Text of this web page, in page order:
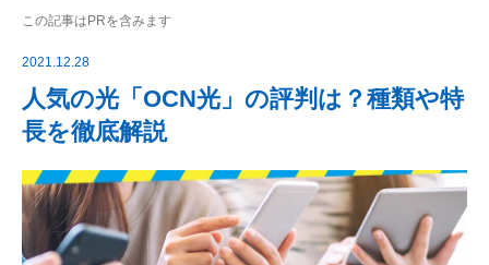
人気キーワード
監修者一覧
Smafi WiMAX
GMOとくとくBB
この記事はPRを含みます
2021.12.28
人気の光「OCN光」の評判は？種類や特
長を徹底解説